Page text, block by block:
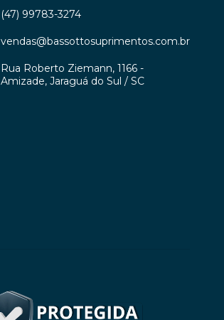
(47) 99783-3274
vendas@bassottosuprimentos.com.br
Rua Roberto Ziemann, 1166 -
Amizade, Jaraguá do Sul / SC